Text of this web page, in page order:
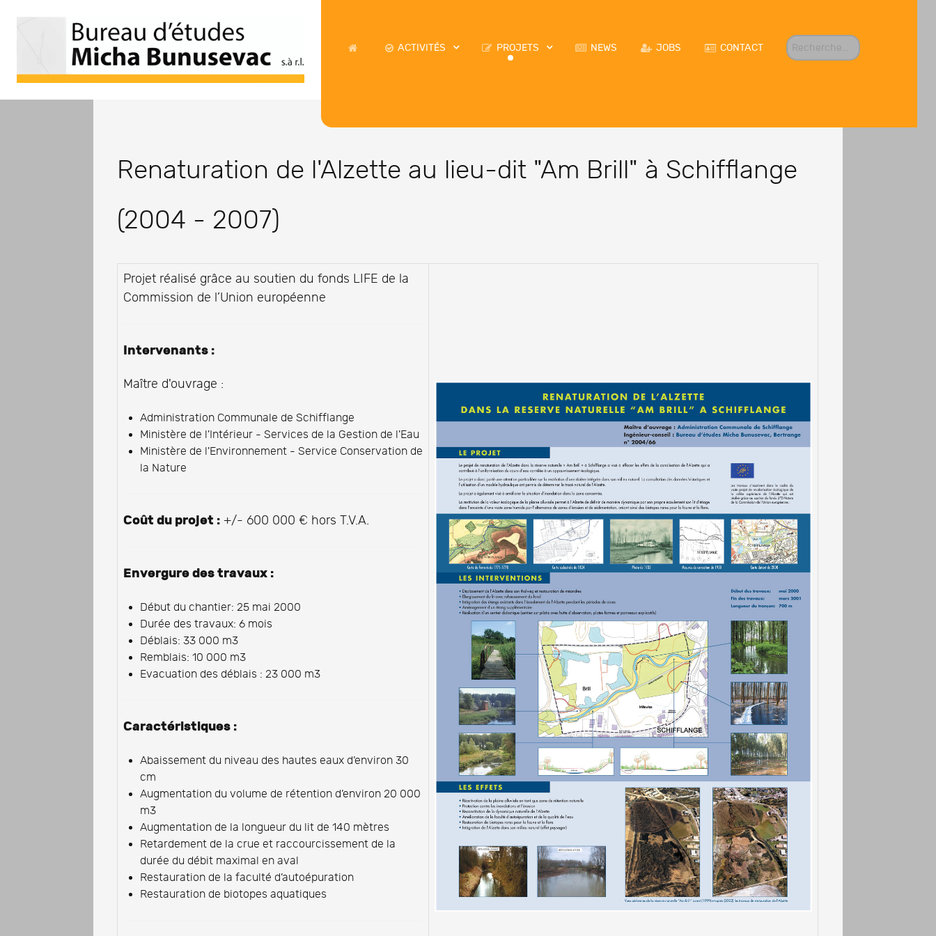
ACTIVITÉS PROJETS NEWS JOBS CONTACT
R
E
C
R
Renaturation de l'Alzette au lieu-dit "Am Brill" à Schifflange
(2004 - 2007)
Projet réalisé grâce au soutien du fonds LIFE de la
Commission de l’Union européenne
Intervenants :
Maître d'ouvrage :
Administration Communale de Schifflange
Ministère de l'Intérieur - Services de la Gestion de l'Eau
Ministère de l'Environnement - Service Conservation de
la Nature
Coût du projet : +/- 600 000 € hors T.V.A.
Envergure des travaux :
Début du chantier: 25 mai 2000
Durée des travaux: 6 mois
Déblais: 33 000 m3
Remblais: 10 000 m3
Evacuation des déblais : 23 000 m3
Caractéristiques :
Abaissement du niveau des hautes eaux d’environ 30
cm
Augmentation du volume de rétention d’environ 20 000
m3
Augmentation de la longueur du lit de 140 mètres
Retardement de la crue et raccourcissement de la
durée du débit maximal en aval
Restauration de la faculté d’autoépuration
Restauration de biotopes aquatiques